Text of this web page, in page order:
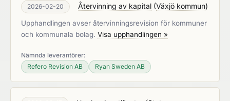
2026-02-20 Återvinning av kapital (Växjö kommun)
Upphandlingen avser återvinningsrevision för kommuner
och kommunala bolag. Visa upphandlingen »
Nämnda leverantörer:
Refero Revision AB
Ryan Sweden AB